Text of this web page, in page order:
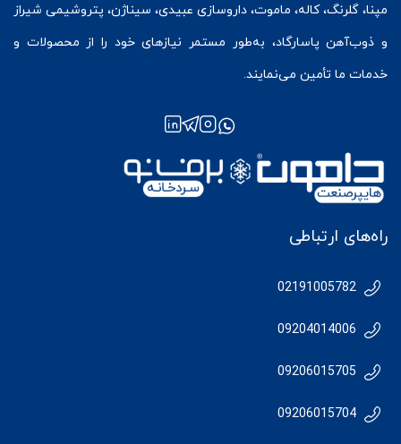
مپنا، گلرنگ، کاله، ماموت، داروسازی عبیدی، سیناژن، پتروشیمی شیراز
و ذوب‌آهن پاسارگاد، به‌طور مستمر نیازهای خود را از محصولات و
خدمات ما تأمین می‌نمایند.
راه‌های ارتباطی
02191005782
09204014006
09206015705
09206015704